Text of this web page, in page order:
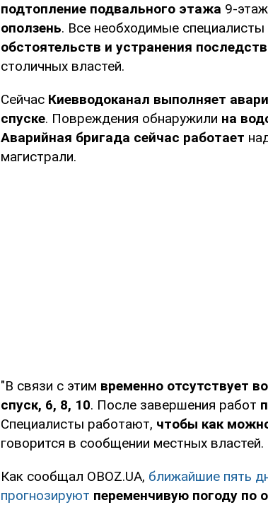
подтопление подвального этажа 9-
оползень. Все необходимые
обстоятельств и устранения
столичных властей.
Сейчас Киевводоканал выполняет
спуске. Повреждения обнаружили на
Аварийная бригада сейчас работает
магистрали.
"В связи с этим временно отсутствует
спуск, 6, 8, 10. После завершения работ
Специалисты работают, чтобы как
говорится в сообщении местных властей.
Как сообщал OBOZ.UA, ближайшие пять
прогнозируют переменчивую погоду по